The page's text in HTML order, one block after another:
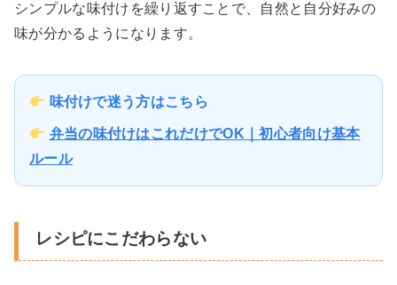
シンプルな味付けを繰り返すことで、自然と自分好みの
味が分かるようになります。
味付けで迷う方はこちら
弁当の味付けはこれだけでOK｜初心者向け基本
ルール
レシピにこだわらない